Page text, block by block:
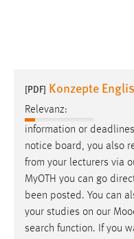
[PDF] Konzepte
Relevanz:
information or
notice board, you also
from your lecturers via
MyOTH you can go
been posted. You can
your studies on our
search function. If you
Performance
Name:
staticfilecache
Zweck:
Für performante
gespeichert, ob man
Sprachpräferenz